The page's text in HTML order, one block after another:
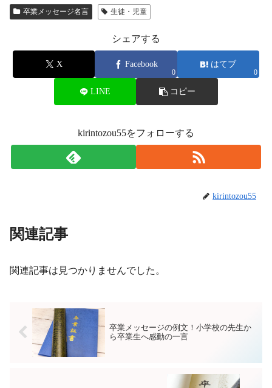
卒業メッセージ名言 生徒・児童
シェアする
X Facebook
0
はてブ
0
LINE コピー
kirintozou55をフォローする
kirintozou55
関連記事
関連記事は見つかりませんでした。
卒業メッセージの例文！小学校の先生か
ら卒業生へ感動の一言